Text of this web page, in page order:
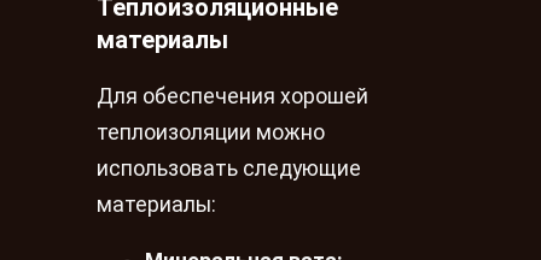
Теплоизоляционные
материалы
Для обеспечения хорошей
теплоизоляции можно
использовать следующие
материалы: